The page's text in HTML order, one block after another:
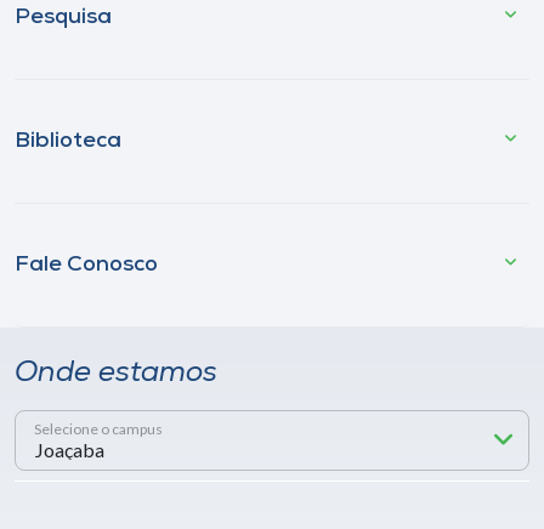
Pesquisa
Biblioteca
Fale Conosco
Onde estamos
Selecione o campus